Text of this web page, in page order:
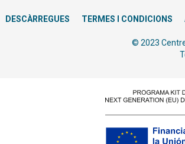
DESCÀRREGUES TERMES I CONDICIONS
© 2023